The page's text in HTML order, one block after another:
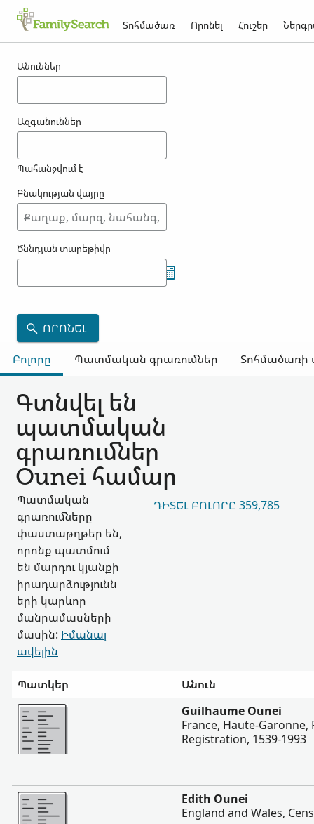
Տոհմածառ Որոնել Հուշեր
Անուններ
Ազգանուններ
Պահանջվում է
Բնակության վայրը
Ծննդյան տարեթիվը
ՈՐՈՆԵԼ
Բոլորը
Պատմական գրառումներ Տոհմածառի
Գտնվել են
պատմական
գրառումներ
Ounei համար
Պատմական
գրառումները
փաստաթղթեր են,
որոնք պատմում
են մարդու կյանքի
իրադարձությունն
երի կարևոր
մանրամասների
մասին: Իմանալ
ավելին
ԴԻՏԵԼ ԲՈԼՈՐԸ 359,785
Պատկեր
Անուն
Ավելի
Guilhaume Ounei
France, Haute-Garonne,
Registration, 1539-1993
Ավելի
Edith Ounei
England and Wales,